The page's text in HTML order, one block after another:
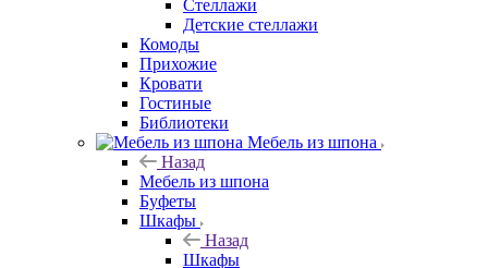
Стеллажи
Детские стеллажи
Комоды
Прихожие
Кровати
Гостиные
Библиотеки
Мебель из шпона
Назад
Мебель из шпона
Буфеты
Шкафы
Назад
Шкафы